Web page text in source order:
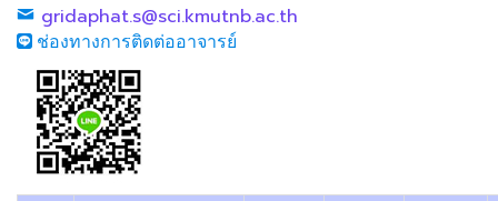
gridaphat.s@sci.kmutnb.ac.th
ช่องทางการติดต่ออาจารย์